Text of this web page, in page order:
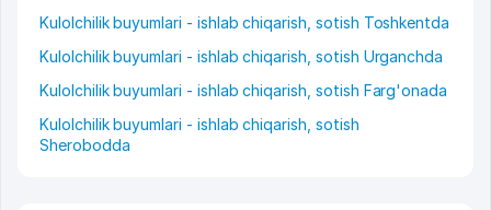
Kulolchilik buyumlari - ishlab chiqarish, sotish Toshkentda
Kulolchilik buyumlari - ishlab chiqarish, sotish Urganchda
Kulolchilik buyumlari - ishlab chiqarish, sotish Farg'onada
Kulolchilik buyumlari - ishlab chiqarish, sotish
Sherobodda